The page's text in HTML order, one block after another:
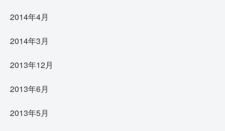
2014年4月
2014年3月
2013年12月
2013年6月
2013年5月